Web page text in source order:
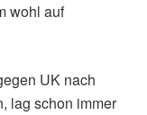
wohl auf
UK nach
lag schon immer